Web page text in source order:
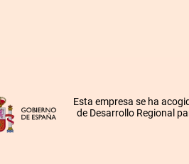
Esta empresa se ha
de Desarrollo Regional